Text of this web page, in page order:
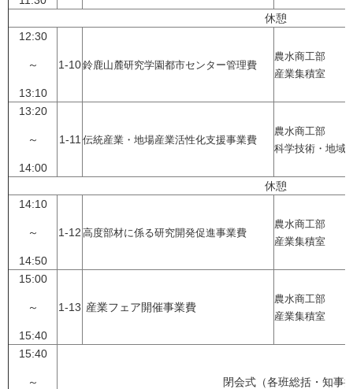
休憩
12:30
～
13:10
1-10鈴鹿山麓研究学園都市センター管理費
農水商工部
産業集積室
13:20
～
14:00
1-11 伝統産業・地場産業活性化支援事業費
農水商工部
科学技術・地域
休憩
14:10
～
14:50
1-12 高度部材に係る研究開発促進事業費
農水商工部
産業集積室
15:00
～
15:40
1-13 産業フェア開催事業費
農水商工部
産業集積室
15:40
～ 閉会式（各班総括・知事